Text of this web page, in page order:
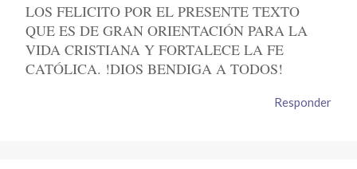
LOS FELICITO POR EL PRESENTE TEXTO
QUE ES DE GRAN ORIENTACIÓN PARA LA
VIDA CRISTIANA Y FORTALECE LA FE
CATÓLICA. !DIOS BENDIGA A TODOS!
Responder